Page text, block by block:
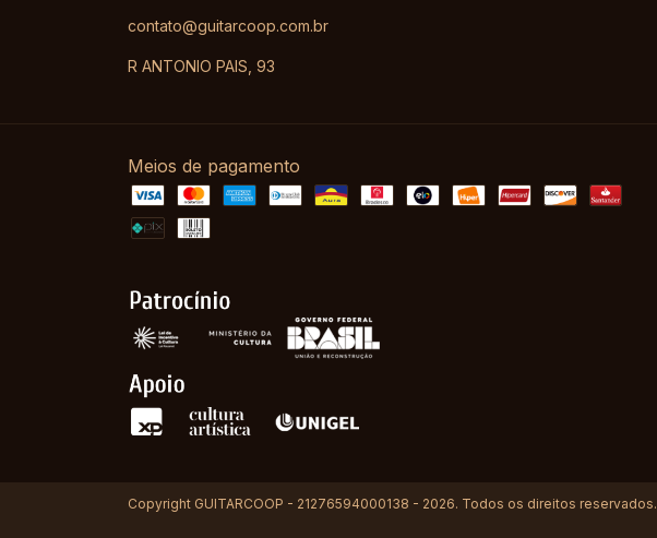
contato@guitarcoop.com.br
R ANTONIO PAIS, 93
Meios de pagamento
Copyright GUITARCOOP - 21276594000138 - 2026. Todos os direitos reservados.